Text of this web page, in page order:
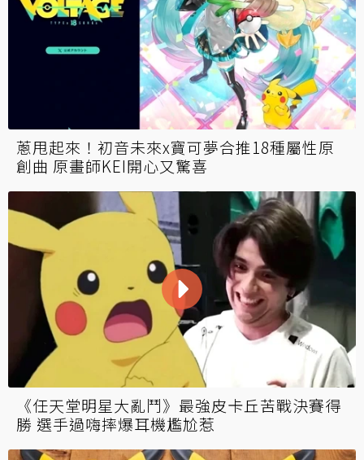
蔥甩起來！初音未來x寶可夢合推18種屬性原
創曲 原畫師KEI開心又驚喜
《任天堂明星大亂鬥》最強皮卡丘苦戰決賽得
勝 選手過嗨摔爆耳機尷尬惹